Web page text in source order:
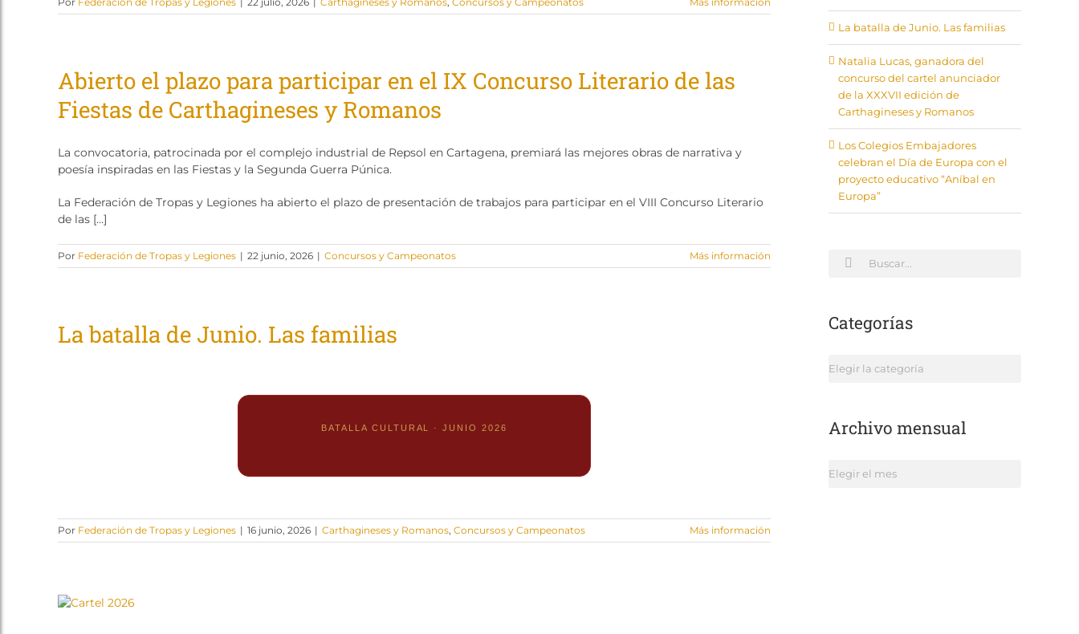
Abierto el plazo para participar en el IX Concurso Literario de las
Fiestas de Carthagineses y Romanos
La convocatoria, patrocinada por el complejo industrial de Repsol en Cartagena, premiará las mejores obras de narrativa y
poesía inspiradas en las Fiestas y la Segunda Guerra Púnica.
La Federación de Tropas y Legiones ha abierto el plazo de presentación de trabajos para participar en el VIII Concurso Literario
de las […]
Por Federación de Tropas y Legiones | 22 junio, 2026 | Concursos y Campeonatos Más información
La batalla de Junio. Las familias
BATALLA CULTURAL · JUNIO 2026
Por Federación de Tropas y Legiones | 16 junio, 2026 | Carthagineses y Romanos, Concursos y Campeonatos Más información
La batalla de Junio. Las familias
Natalia Lucas, ganadora del
concurso del cartel anunciador
de la XXXVII edición de
Carthagineses y Romanos
Los Colegios Embajadores
celebran el Día de Europa con el
proyecto educativo “Aníbal en
Europa”
Buscar:
Categorías
Categorías
Archivo mensual
Archivo
mensual